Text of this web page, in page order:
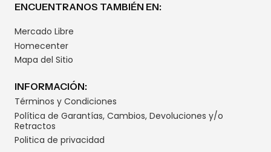
ENCUENTRANOS TAMBIÉN EN:
Mercado Libre
Homecenter
Mapa del Sitio
INFORMACIÓN:
Términos y Condiciones
Política de Garantías, Cambios, Devoluciones y/o
Retractos
Politica de privacidad